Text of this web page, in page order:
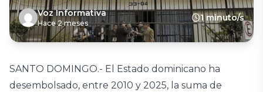
Voz Informativa
Hace 2 meses
1 minuto/s
SANTO DOMINGO.- El Estado dominicano ha
desembolsado, entre 2010 y 2025, la suma de